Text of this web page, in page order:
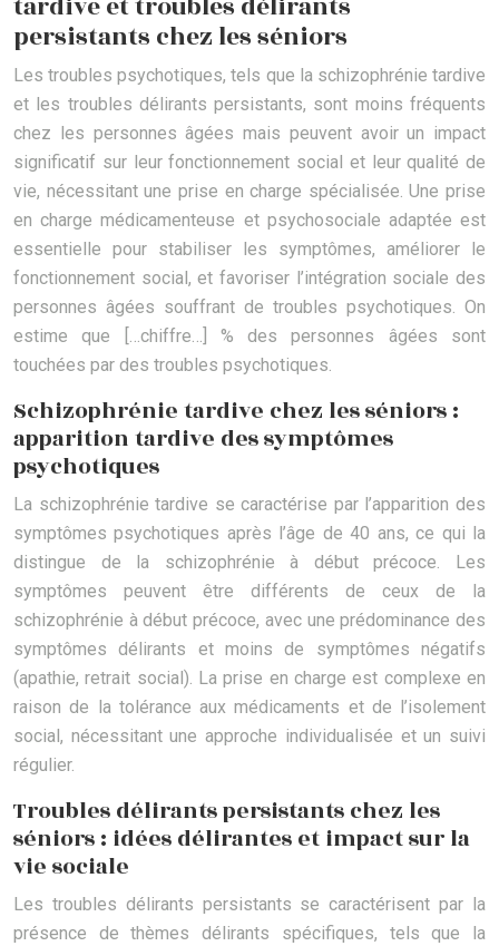
tardive et troubles délirants
persistants chez les séniors
Les troubles psychotiques, tels que la schizophrénie tardive
et les troubles délirants persistants, sont moins fréquents
chez les personnes âgées mais peuvent avoir un impact
significatif sur leur fonctionnement social et leur qualité de
vie, nécessitant une prise en charge spécialisée. Une prise
en charge médicamenteuse et psychosociale adaptée est
essentielle pour stabiliser les symptômes, améliorer le
fonctionnement social, et favoriser l’intégration sociale des
personnes âgées souffrant de troubles psychotiques. On
estime que […chiffre…] % des personnes âgées sont
touchées par des troubles psychotiques.
Schizophrénie tardive chez les séniors :
apparition tardive des symptômes
psychotiques
La schizophrénie tardive se caractérise par l’apparition des
symptômes psychotiques après l’âge de 40 ans, ce qui la
distingue de la schizophrénie à début précoce. Les
symptômes peuvent être différents de ceux de la
schizophrénie à début précoce, avec une prédominance des
symptômes délirants et moins de symptômes négatifs
(apathie, retrait social). La prise en charge est complexe en
raison de la tolérance aux médicaments et de l’isolement
social, nécessitant une approche individualisée et un suivi
régulier.
Troubles délirants persistants chez les
séniors : idées délirantes et impact sur la
vie sociale
Les troubles délirants persistants se caractérisent par la
présence de thèmes délirants spécifiques, tels que la